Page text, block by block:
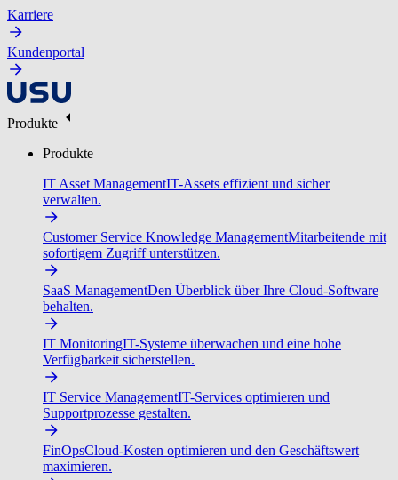
Karriere
Kundenportal
Produkte
Produkte
IT Asset ManagementIT-Assets effizient und sicher
verwalten.
Customer Service Knowledge ManagementMitarbeitende mit
sofortigem Zugriff unterstützen.
SaaS ManagementDen Überblick über Ihre Cloud-Software
behalten.
IT MonitoringIT-Systeme überwachen und eine hohe
Verfügbarkeit sicherstellen.
IT Service ManagementIT-Services optimieren und
Supportprozesse gestalten.
FinOpsCloud-Kosten optimieren und den Geschäftswert
maximieren.